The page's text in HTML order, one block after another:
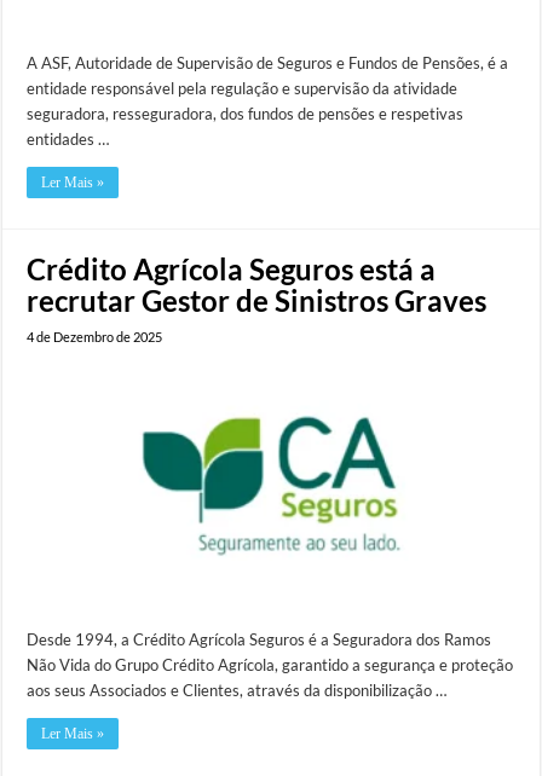
A ASF, Autoridade de Supervisão de Seguros e Fundos de Pensões, é a
entidade responsável pela regulação e supervisão da atividade
seguradora, resseguradora, dos fundos de pensões e respetivas
entidades …
Ler Mais »
Crédito Agrícola Seguros está a
recrutar Gestor de Sinistros Graves
4 de Dezembro de 2025
Desde 1994, a Crédito Agrícola Seguros é a Seguradora dos Ramos
Não Vida do Grupo Crédito Agrícola, garantido a segurança e proteção
aos seus Associados e Clientes, através da disponibilização …
Ler Mais »